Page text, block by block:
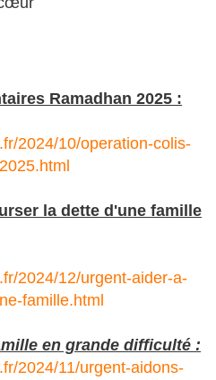
Ramadhan 2025 :
2024/10/operation-colis-
la dette d'une famille
2024/12/urgent-aider-a-
famille.html
en grande difficulté :
2024/11/urgent-aidons-